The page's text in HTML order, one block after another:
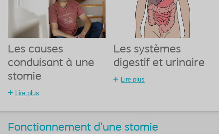
Les causes
conduisant à une
stomie
Lire plus
Les systèmes
digestif et urinaire
Lire plus
Fonctionnement d'une stomie